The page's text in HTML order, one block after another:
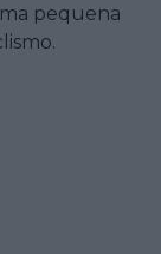
pequena